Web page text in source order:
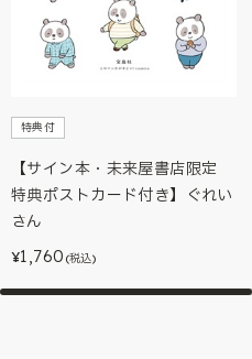
特典付
【サイン本・未来屋書店限定
特典ポストカード付き】ぐれい
さん
¥1,760 (税込)